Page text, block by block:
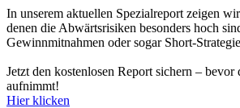
In unserem aktuellen Spezialreport zeigen
denen die Abwärtsrisiken besonders hoch
Gewinnmitnahmen oder sogar Short-
Jetzt den kostenlosen Report sichern –
aufnimmt!
Hier klicken